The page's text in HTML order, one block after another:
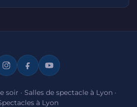
soir · Salles de spectacle à Lyon ·
à Lyon